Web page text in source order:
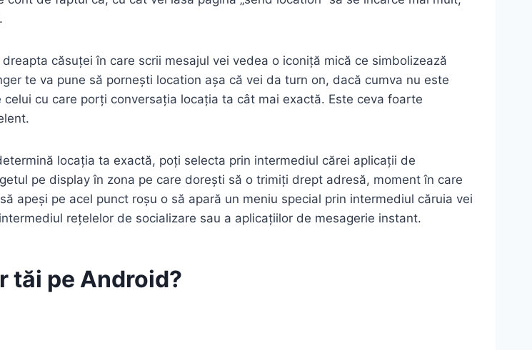
căsuței în care scrii mesajul vei vedea o iconiță mică ce simbolizează
te va pune să pornești location așa că vei da turn on, dacă cumva nu este
cu care porți conversația locația ta cât mai exactă. Este ceva foarte
locația ta exactă, poți selecta prin intermediul cărei aplicații de
pe display în zona pe care dorești să o trimiți drept adresă, moment în care
apeși pe acel punct roșu o să apară un meniu special prin intermediul căruia vei
rețelelor de socializare sau a aplicațiilor de mesagerie instant.
tăi pe Android?